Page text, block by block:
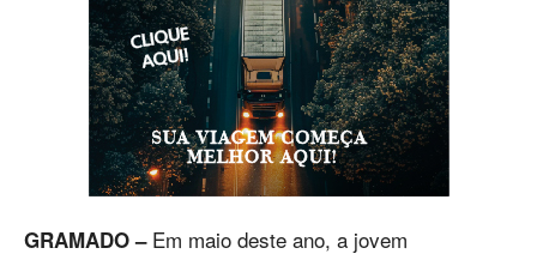
GRAMADO –Em maio deste ano, a jovem